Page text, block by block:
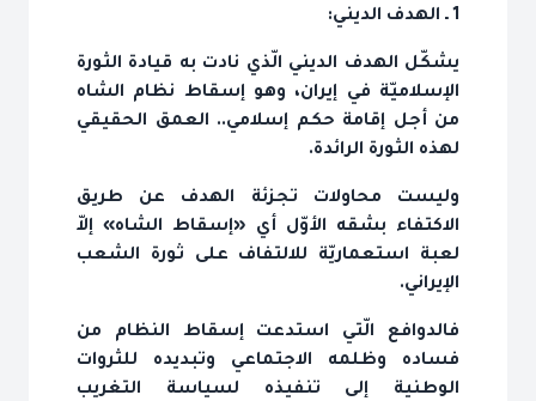
1 ـ الهدف الديني:
يشكّل الهدف الديني الّذي نادت به قيادة الثورة
الإسلاميّة في إيران، وهو إسقاط نظام الشاه
من أجل إقامة حكم إسلامي.. العمق الحقيقي
لهذه الثورة الرائدة.
وليست محاولات تجزئة الهدف عن طريق
الاكتفاء بشقه الأوّل أي «إسقاط الشاه» إلاّ
لعبة استعماريّة للالتفاف على ثورة الشعب
الإيراني.
فالدوافع الّتي استدعت إسقاط النظام من
فساده وظلمه الاجتماعي وتبديده للثروات
الوطنية إلى تنفيذه لسياسة التغريب